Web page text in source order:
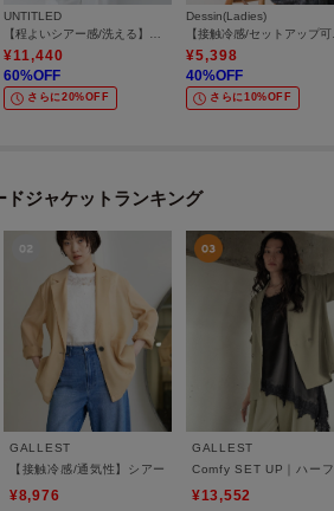
UNTITLED
【程よいシアー感/洗える】エアリーバイオジャケット
¥11,440
60%OFF
さらに20%OFF
Dessin(Ladies)
【接
¥5,398
40%OFF
さらに10%OFF
ドジャケットランキング
GALLEST
【接触冷感/通気性】シアーシャツジャケット
¥8,976
GALLEST
Comfy SET UP｜ハー
¥13,552